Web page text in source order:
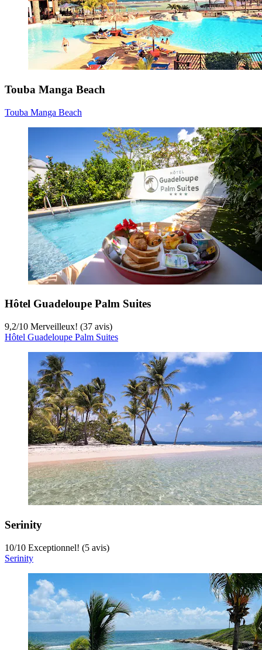
Touba Manga Beach
Touba Manga Beach
Hôtel Guadeloupe Palm Suites
9,2/10 Merveilleux! (37 avis)
Hôtel Guadeloupe Palm Suites
Serinity
10/10 Exceptionnel! (5 avis)
Serinity